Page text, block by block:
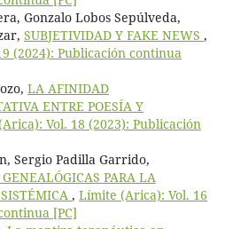
Gonzalo Lobos Sepúlveda,
SUBJETIVIDAD Y FAKE NEWS ,
(2024): Publicación continua
LA AFINIDAD
ENTRE POESÍA Y
Vol. 18 (2023): Publicación
Sergio Padilla Garrido,
PARA LA
, Límite (Arica): Vol. 16
[PC]